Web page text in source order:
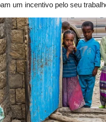
um incentivo pelo seu